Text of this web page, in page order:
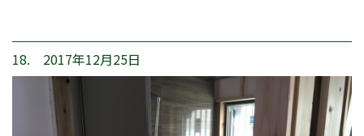
18. 2017年12月25日